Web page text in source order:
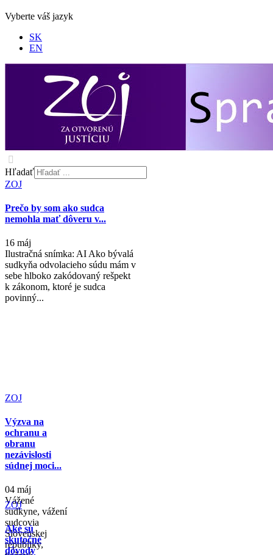
Vyberte váš jazyk
SK
EN
Hľadať
ZOJ
Prečo by som ako sudca
nemohla mať dôveru v...
16 máj
Ilustračná snímka: AI Ako bývalá
sudkyňa odvolacieho súdu mám v
sebe hlboko zakódovaný rešpekt
k zákonom, ktoré je sudca
povinný...
ZOJ
Výzva na
ochranu a
obranu
nezávislosti
súdnej moci...
04 máj
Vážené
sudkyne, vážení
sudcovia
Slovenskej
republiky,
ZOJ
Aké sú
skutočné
dôvody